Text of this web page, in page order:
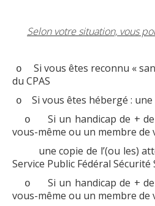
Selon votre situation, vous
o
Si vous êtes reconnu «
du CPAS
Si vous êtes hébergé :
o
Si un handicap de +
vous-même ou un membre de
copie de l’(ou les)
Service Public Fédéral Sécurité
o
Si un handicap de +
vous-même ou un membre de